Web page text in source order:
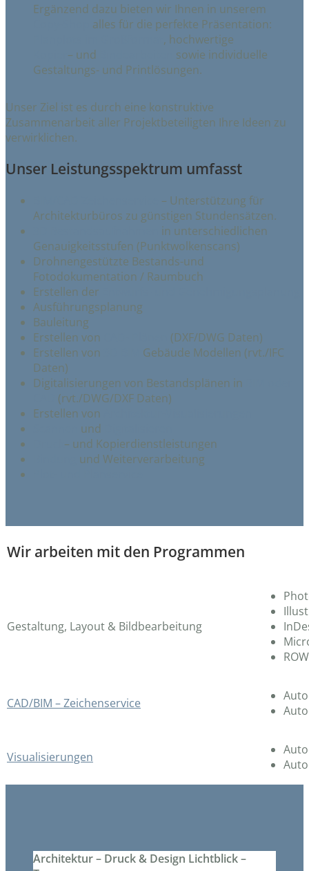
Ergänzend dazu bieten wir Ihnen in unserem
alles für die perfekte Präsentation:
, hochwertige
– und
sowie individuelle
Gestaltungs- und Printlösungen.
Unser Ziel ist es durch eine konstruktive
Zusammenarbeit aller Projektbeteiligten Ihre Ideen zu
verwirklichen.
Unser Leistungsspektrum umfasst
– Unterstützung für
Architekturbüros zu günstigen Stundensätzen.
in unterschiedlichen
Genauigkeitsstufen (Punktwolkenscans)
Drohnengestützte Bestands-und
Fotodokumentation / Raumbuch
Erstellen der
Ausführungsplanung
Bauleitung
Erstellen von
(DXF/DWG Daten)
Erstellen von
Gebäude Modellen (rvt./IFC
Daten)
Digitalisierungen von Bestandsplänen in
(rvt./DWG/DXF Daten)
Erstellen von
und
– und Kopierdienstleistungen
und Weiterverarbeitung
Wir arbeiten mit den Programmen
Gestaltung, Layout & Bildbearbeitung
CAD/BIM – Zeichenservice
Visualisierungen
Architektur – Druck & Design Lichtblick –